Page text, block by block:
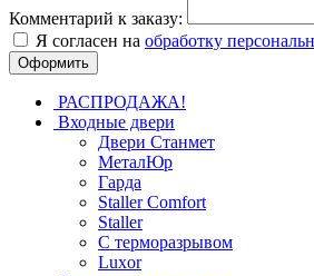
Комментарий к заказу:
Я согласен на обработку
РАСПРОДАЖА!
Входные двери
Двери Станмет
МеталЮр
Гарда
Staller Comfort
Staller
С терморазрывом
Luxor